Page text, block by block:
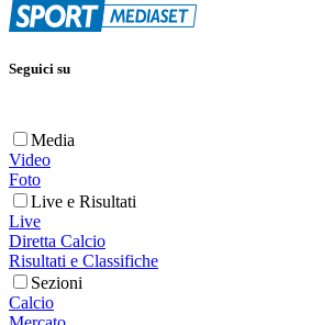
Seguici su
Media
Video
Foto
Live e Risultati
Live
Diretta Calcio
Risultati e Classifiche
Sezioni
Calcio